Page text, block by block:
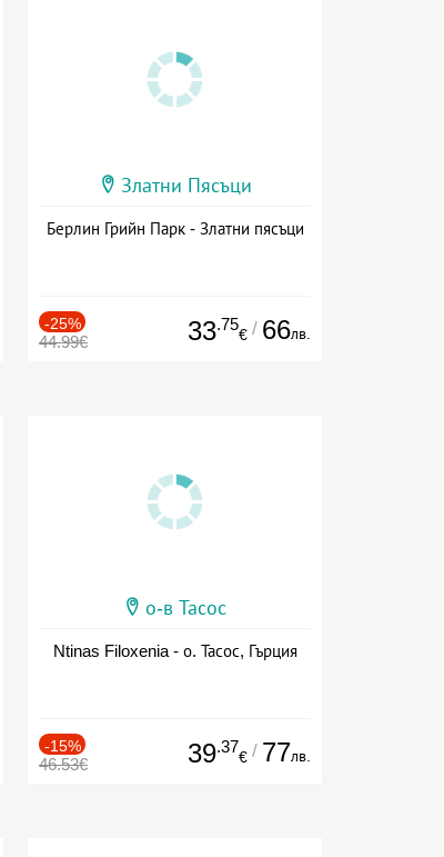
Златни Пясъци
Берлин Грийн Парк - Златни пясъци
-25%
44.99€ 33.75
€ / 66лв.
о-в Тасос
Ntinas Filoxenia - о. Тасос, Гърция
-15%
46.53€ 39.37
€ / 77лв.